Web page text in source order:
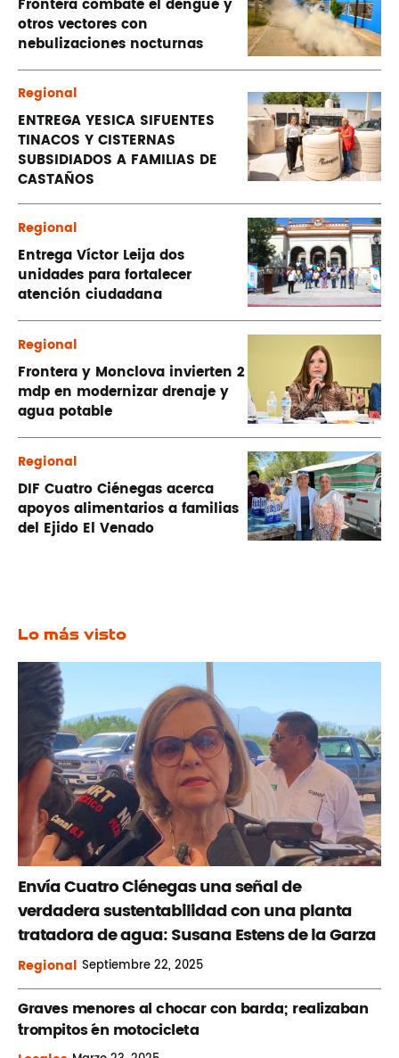
Frontera combate el dengue y
otros vectores con
nebulizaciones nocturnas
Regional
ENTREGA YESICA SIFUENTES
TINACOS Y CISTERNAS
SUBSIDIADOS A FAMILIAS DE
CASTAÑOS
Regional
Entrega Víctor Leija dos
unidades para fortalecer
atención ciudadana
Regional
Frontera y Monclova invierten 2
mdp en modernizar drenaje y
agua potable
Regional
DIF Cuatro Ciénegas acerca
apoyos alimentarios a familias
del Ejido El Venado
Lo más visto
Envía Cuatro Ciénegas una señal de
verdadera sustentabilidad con una planta
tratadora de agua: Susana Estens de la Garza
Regional Septiembre22, 2025
Graves menores al chocar con barda; realizaban
´trompitos ´en motocicleta